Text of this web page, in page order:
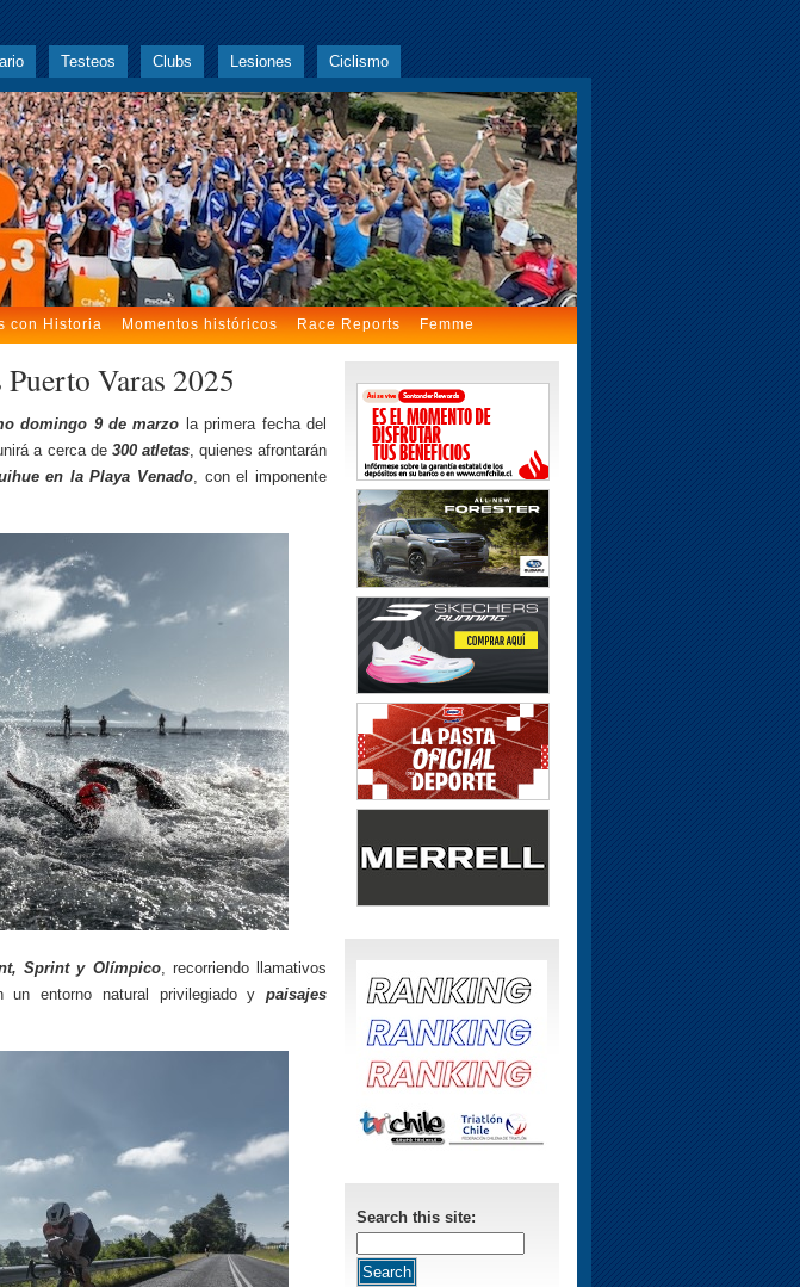
Testeos Clubs Lesiones Ciclismo
con Historia Momentos históricos Race Reports Femme
Varas 2025
domingo 9 de marzo la primera fecha del
a cerca de 300 atletas, quienes afrontarán
en la Playa Venado, con el imponente
Sprint y Olímpico, recorriendo llamativos
un entorno natural privilegiado y paisajes
Search this site: